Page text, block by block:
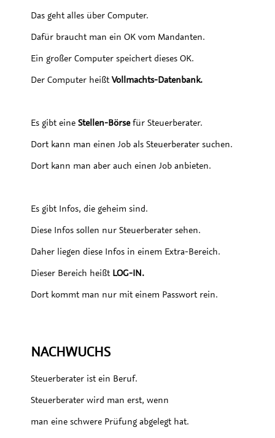
Das geht alles über Computer.
Dafür braucht man ein OK vom Mandanten.
Ein großer Computer speichert dieses OK.
Der Computer heißtVollmachts-Datenbank.
Es gibt eine Stellen-Börsefür Steuerberater.
Dort kann man einen Job als Steuerberater suchen.
Dort kann man aber auch einen Job anbieten.
Es gibt Infos, die geheim sind.
Diese Infos sollen nur Steuerberater sehen.
Daher liegen diese Infos in einem Extra-Bereich.
Dieser Bereich heißt LOG-IN.
Dort kommt man nur mit einem Passwort rein.
NACHWUCHS
Steuerberater ist ein Beruf.
Steuerberater wird man erst, wenn
man eine schwere Prüfung abgelegt hat.